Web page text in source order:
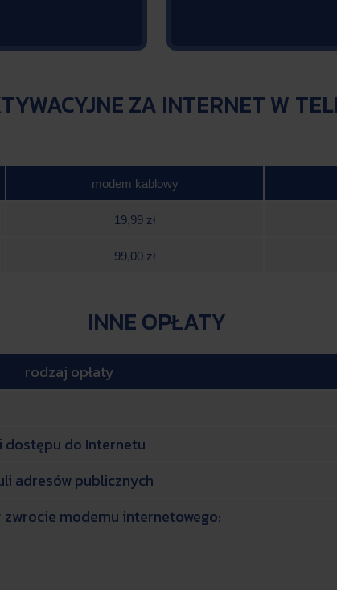
ZA INTERNET W
modem kablowy
19,99 zł
99,00 zł
INNE OPŁATY
rodzaj opłaty
dostępu do Internetu
adresów publicznych
modemu internetowego: